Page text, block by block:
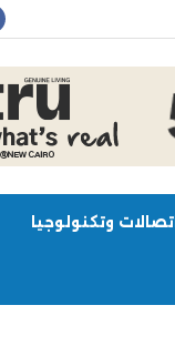
اتصالات وتكنولوجيا